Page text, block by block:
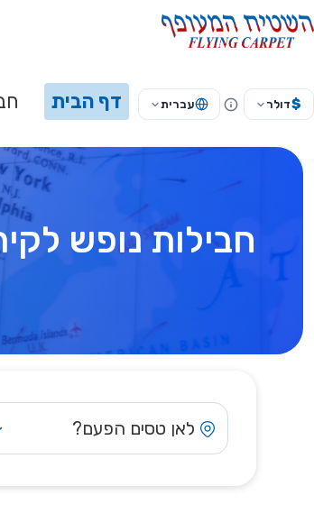
$דולר עברית דף הבית
חבילות נופש
לאן טסים הפעם?